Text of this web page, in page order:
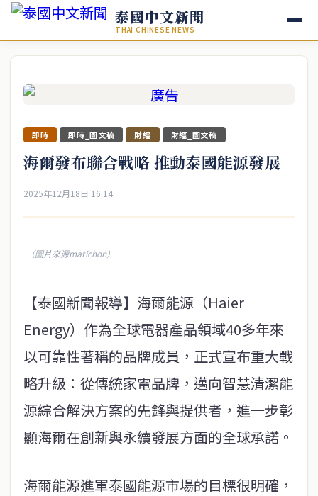
泰國中文新聞
THAI CHINESE NEWS
即時 即時_圖文稿 財經 財經_圖文稿
海爾發布聯合戰略 推動泰國能源發展
2025年12月18日 16:14
（圖片來源matichon）
【泰國新聞報導】海爾能源（Haier
Energy）作為全球電器產品領域40多年來
以可靠性著稱的品牌成員，正式宣布重大戰
略升級：從傳統家電品牌，邁向智慧清潔能
源綜合解決方案的先鋒與提供者，進一步彰
顯海爾在創新與永續發展方面的全球承諾。
海爾能源進軍泰國能源市場的目標很明確，